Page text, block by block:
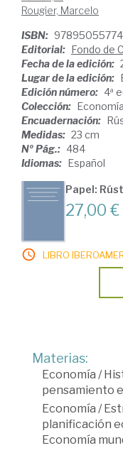
Rougier, Marcelo
ISBN:
Editorial: Fondo de
Fecha de la edición:
Lugar de la edición:
Edición número: 4ª
Colección: Economía
Encuadernación:
Medidas: 23 cm
Nº Pág.: 484
Idiomas: Español
Papel:
27,00 €
LIBRO
Materias:
Economía /
pensamiento
Economía /
planificación
Economía